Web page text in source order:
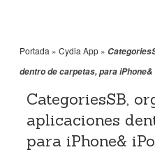
Portada » Cydia App »
dentro de carpetas, para iPhone&
CategoriesSB,
aplicaciones
para iPhone&